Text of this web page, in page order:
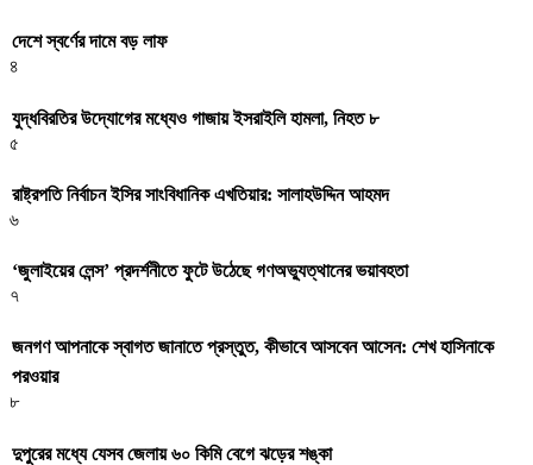
দেশে স্বর্ণের দামে বড় লাফ
৪
যুদ্ধবিরতির উদ্যোগের মধ্যেও গাজায় ইসরাইলি হামলা, নিহত ৮
৫
রাষ্ট্রপতি নির্বাচন ইসির সাংবিধানিক এখতিয়ার: সালাহউদ্দিন আহমদ
৬
‘জুলাইয়ের লেন্স’ প্রদর্শনীতে ফুটে উঠেছে গণঅভ্যুত্থানের ভয়াবহতা
৭
জনগণ আপনাকে স্বাগত জানাতে প্রস্তুত, কীভাবে আসবেন আসেন: শেখ হাসিনাকে
পরওয়ার
৮
দুপুরের মধ্যে যেসব জেলায় ৬০ কিমি বেগে ঝড়ের শঙ্কা